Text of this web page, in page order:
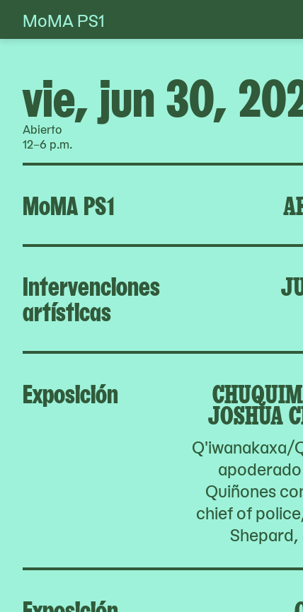
Skip
to
MoMA PS1
vie, jun 30,
Abierto
12–6 p.m.
MoMA PS1
Intervenciones
artísticas
Exposición
JOSHUA
Q'iwanakaxa/
Quiñones
chief of